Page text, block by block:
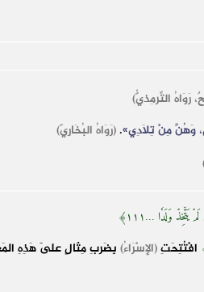
التِّرمِذيُّ)
وَهُنَّ مِنْ تِلَادِي».(رَوَاهُ البُخَارِيّ)
يَتَّخِذۡ وَلَدٗا ...١١١﴾
افْتُتِحَتِ(الإِسْرَاءُ) بِضَربِ مِثَالٍ عَلَى هَذِهِ